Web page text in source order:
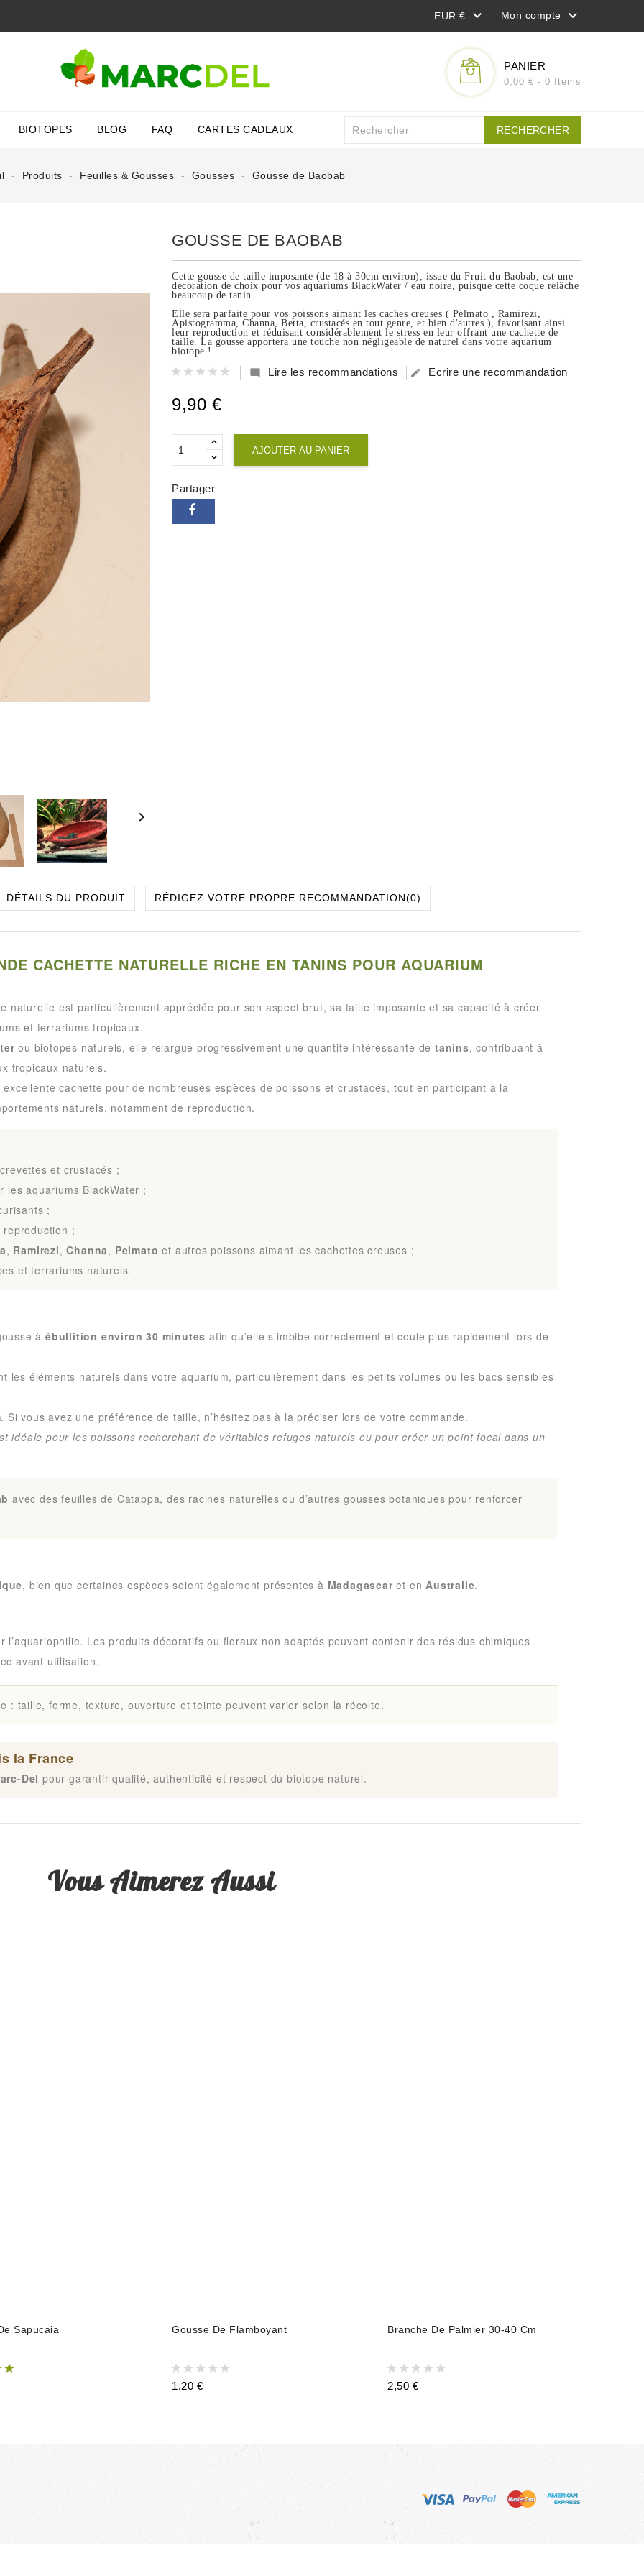
EUR €  Mon compte 
PANIER
0,00 € - 0 Items
BIOTOPES BLOG FAQ CARTES CADEAUX RECHERCHER
Produits Feuilles & Gousses Gousses Gousse de Baobab

GOUSSE DE BAOBAB
Cette gousse de taille imposante (de 18 à 30cm environ), issue du Fruit du Baobab, est une
décoration de choix pour vos aquariums BlackWater / eau noire, puisque cette coque relâche
beaucoup de tanin.
Elle sera parfaite pour vos poissons aimant les caches creuses ( Pelmato , Ramirezi,
Apistogramma, Channa, Betta, crustacés en tout genre, et bien d'autres ), favorisant ainsi
leur reproduction et réduisant considérablement le stress en leur offrant une cachette de
taille. La gousse apportera une touche non négligeable de naturel dans votre aquarium
biotope !
 Lire les recommandations  Ecrire une recommandation
9,90 €
AJOUTER AU PANIER
Partager
DÉTAILS DU PRODUIT RÉDIGEZ VOTRE PROPRE RECOMMANDATION(0)
CACHETTE NATURELLE RICHE EN TANINS POUR AQUARIUM
naturelle est particulièrement appréciée pour son aspect brut, sa taille imposante et sa capacité à créer
et terrariums tropicaux.
ou biotopes naturels, elle relargue progressivement une quantité intéressante detanins, contribuant à
tropicaux naturels.
cachette pour de nombreuses espèces de poissons et crustacés, tout en participant à la
naturels, notamment de reproduction.
et crustacés ;
les aquariums BlackWater ;
;
;
, Ramirezi,Channa, Pelmato et autres poissons aimant les cachettes creuses ;
et terrariums naturels.
à ébullition environ 30 minutes afin qu’elle s’imbibe correctement et coule plus rapidement lors de
les éléments naturels dans votre aquarium, particulièrement dans les petits volumes ou les bacs sensibles
. Si vous avez une préférence de taille, n’hésitez pas à la préciser lors de votre commande.
idéale pour les poissons recherchant de véritables refuges naturels ou pour créer un point focal dans un
avec des feuilles de Catappa, des racines naturelles ou d’autres gousses botaniques pour renforcer
, bien que certaines espèces soient également présentes à Madagascar et enAustralie.
l’aquariophilie. Les produits décoratifs ou floraux non adaptés peuvent contenir des résidus chimiques
avant utilisation.
: taille, forme, texture, ouverture et teinte peuvent varier selon la récolte.
la France
Del pour garantir qualité, authenticité et respect du biotope naturel.
Vous Aimerez Aussi
Sapucaia Gousse De Flamboyant
1,20 €
Branche De Palmier 30-40 Cm
2,50 €